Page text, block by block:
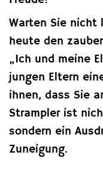
Warten Sie nicht
heute den
„Ich und meine
jungen Eltern
ihnen, dass Sie
Strampler ist
sondern ein
Zuneigung.